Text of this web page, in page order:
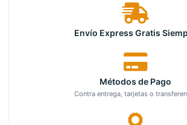
Envío Express Gratis
Métodos de Pago
Contra entrega, tarjetas o